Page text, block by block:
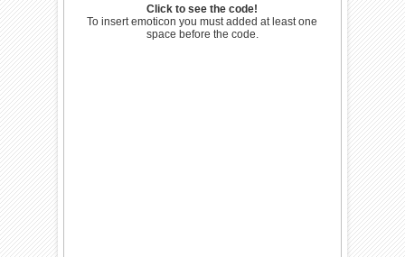
Click to see the code!
To insert emoticon you must added at least one
space before the code.